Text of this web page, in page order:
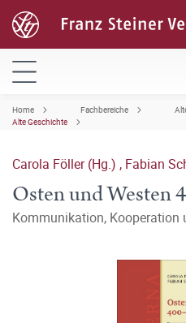
Home Fachbereiche
Alte Geschichte
Carola Föller (Hg.) , Fabian
Osten und Westen
Kommunikation, Kooperation